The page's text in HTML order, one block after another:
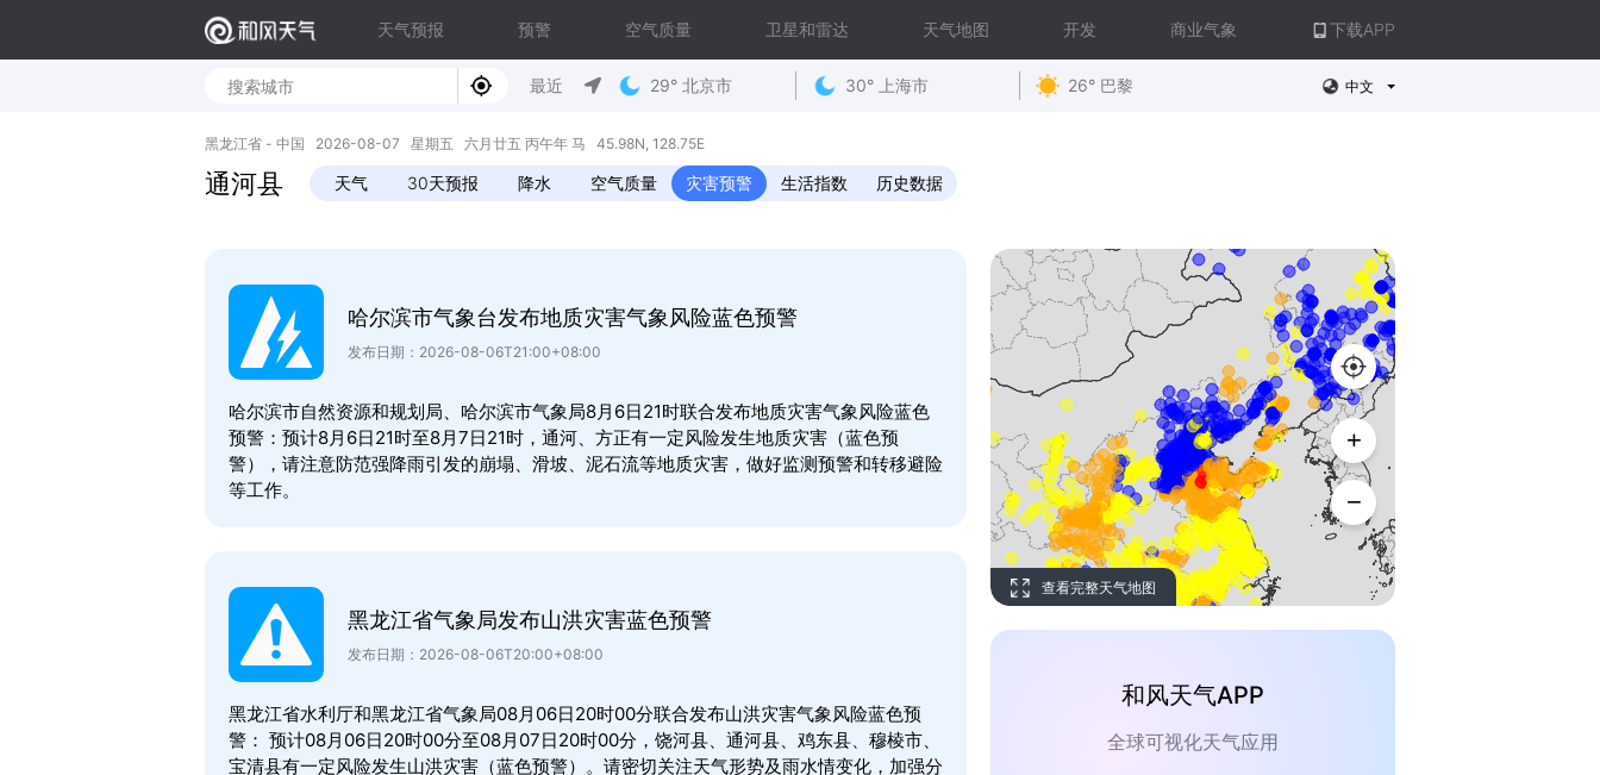
天气预报 预警 空气质量 卫星和雷达 天气地图 开发 商业气象 下载APP
最近 29° 北京市 30° 上海市 26° 巴黎 中文
黑龙江省 - 中国 2026-08-07 星期五 六月廿五 丙午年 马 45.98N, 128.75E
通河县 天气 30天预报 降水 空气质量 灾害预警 生活指数 历史数据
哈尔滨市气象台发布地质灾害气象风险蓝色预警
发布日期：2026-08-06T21:00+08:00
哈尔滨市自然资源和规划局、哈尔滨市气象局8月6日21时联合发布地质灾害气象风险蓝色
预警：预计8月6日21时至8月7日21时，通河、方正有一定风险发生地质灾害（蓝色预
警），请注意防范强降雨引发的崩塌、滑坡、泥石流等地质灾害，做好监测预警和转移避险
等工作。
黑龙江省气象局发布山洪灾害蓝色预警
发布日期：2026-08-06T20:00+08:00
黑龙江省水利厅和黑龙江省气象局08月06日20时00分联合发布山洪灾害气象风险蓝色预
警： 预计08月06日20时00分至08月07日20时00分，饶河县、通河县、鸡东县、穆棱市、
宝清县有一定风险发生山洪灾害（蓝色预警）。请密切关注天气形势及雨水情变化，加强分
查看完整天气地图
和风天气APP
全球可视化天气应用